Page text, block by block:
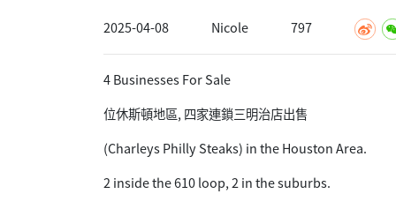
2025-04-08 Nicole 797
4 Businesses For Sale
位休斯頓地區, 四家連鎖三明治店出售
(Charleys Philly Steaks) in the Houston Area.
2 inside the 610 loop, 2 in the suburbs.